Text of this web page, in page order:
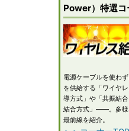
Power）特選コ
電源ケーブルを使わ
を供給する「ワイヤ
導方式」や「共振結
結合方式」――。多様
最前線を紹介。